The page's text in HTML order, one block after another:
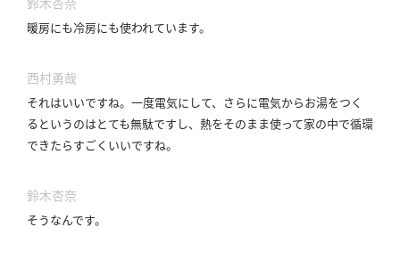
暖房にも冷房にも使われています。
西村勇哉
それはいいですね。 一度電気にして、さらに電気からお湯をつく
るというのはとても無駄ですし、熱をそのまま使って家の中で循環
できたらすごくいいですね。
鈴木杏奈
そうなんです。